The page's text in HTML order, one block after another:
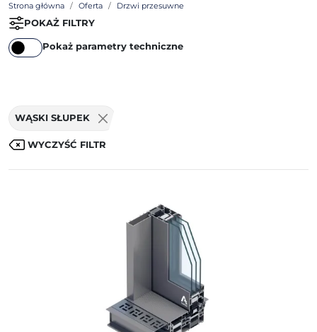
Strona główna Oferta Drzwi przesuwne
POKAŻ FILTRY
Pokaż parametry techniczne
WĄSKI SŁUPEK
WYCZYŚĆ FILTR